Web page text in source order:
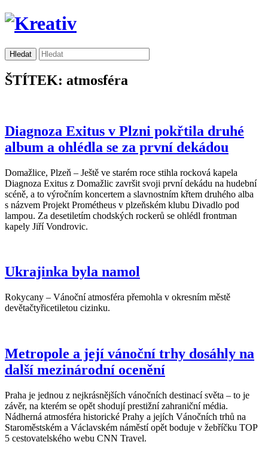
ŠTÍTEK: atmosféra
Diagnoza Exitus v Plzni pokřtila druhé
album a ohlédla se za první dekádou
Domažlice, Plzeň – Ještě ve starém roce stihla rocková kapela
Diagnoza Exitus z Domažlic završit svoji první dekádu na hudební
scéně, a to výročním koncertem a slavnostním křtem druhého alba
s názvem Projekt Prométheus v plzeňském klubu Divadlo pod
lampou. Za desetiletím chodských rockerů se ohlédl frontman
kapely Jiří Vondrovic.
Ukrajinka byla namol
Rokycany – Vánoční atmosféra přemohla v okresním městě
devětačtyřicetiletou cizinku.
Metropole a její vánoční trhy dosáhly na
další mezinárodní ocenění
Praha je jednou z nejkrásnějších vánočních destinací světa – to je
závěr, na kterém se opět shodují prestižní zahraniční média.
Nádherná atmosféra historické Prahy a jejích Vánočních trhů na
Staroměstském a Václavském náměstí opět boduje v žebříčku TOP
5 cestovatelského webu CNN Travel.